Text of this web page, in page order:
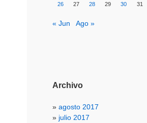
26
27 28 29 30 31
« Jun Ago »
Archivo
agosto 2017
julio 2017